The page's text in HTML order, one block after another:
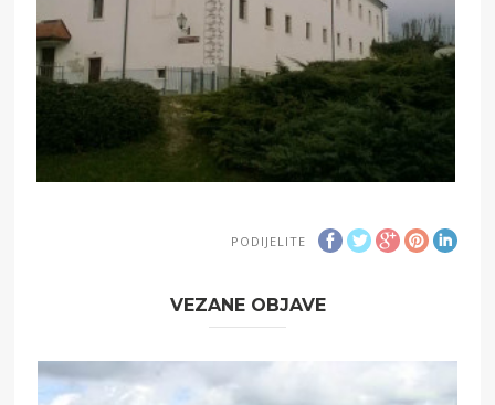
PODIJELITE
VEZANE OBJAVE